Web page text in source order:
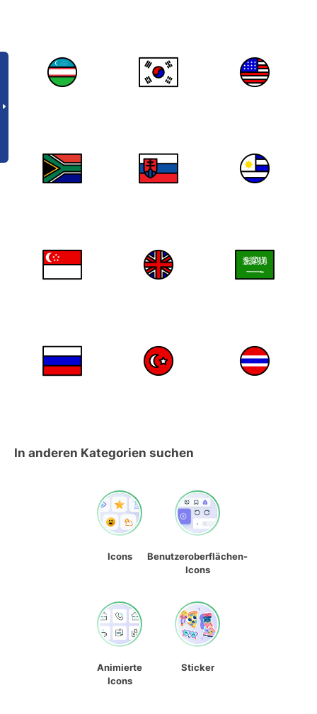
In anderen Kategorien suchen
Icons
Benutzeroberflächen-
Icons
Animierte
Icons
Sticker